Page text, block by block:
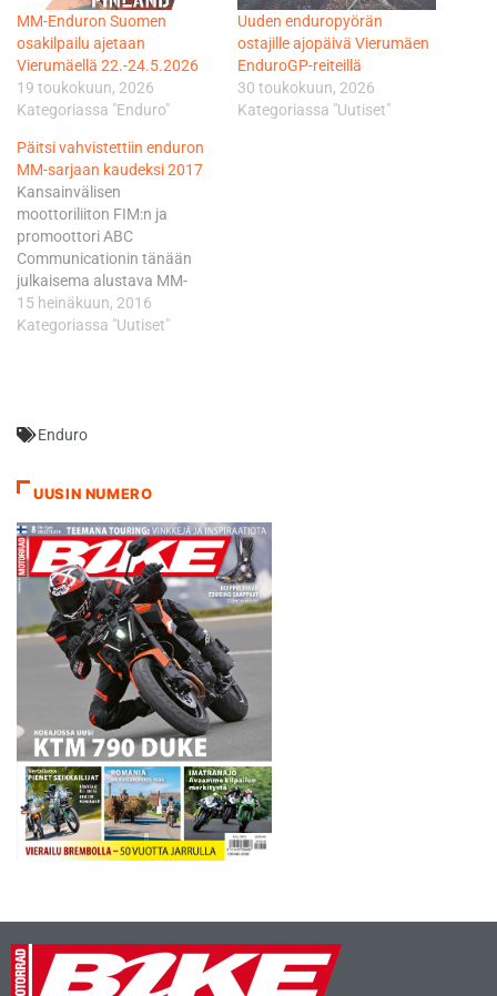
MM-Enduron Suomen
osakilpailu ajetaan
Vierumäellä 22.-24.5.2026
19 toukokuun, 2026
Kategoriassa "Enduro"
Uuden enduropyörän
ostajille ajopäivä Vierumäen
EnduroGP-reiteillä
30 toukokuun, 2026
Kategoriassa "Uutiset"
Päitsi vahvistettiin enduron
MM-sarjaan kaudeksi 2017
Kansainvälisen
moottoriliiton FIM:n ja
promoottori ABC
Communicationin tänään
julkaisema alustava MM-
kalenteri kattaa yhteensä
yhdeksän
ajetaan Espanjassa,
Slovakiassa, Meksikossa,
Englannissa, Ranskassa ja
Sakassa. Kausi 2016 tuo
muutoksia myös nykyiseen
luokkajakoon. Ensi vuoden
pääluokat ovat EnduroGP
(yli 250-kuutioiset pyörät)…
15 heinäkuun, 2016
Kategoriassa "Uutiset"
Enduro
UUSIN NUMERO